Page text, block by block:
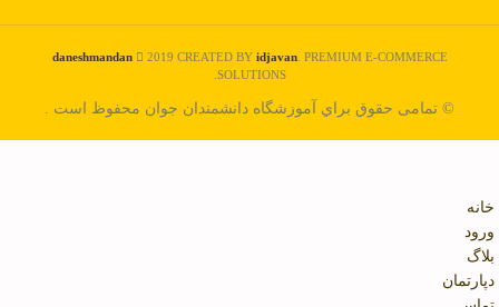
daneshmandan 2019 CREATED BY idjavan. PREMIUM E-COMMERCE
SOLUTIONS.
© تمامی حقوق براي آموزشگاه دانشمندان جوان محفوظ است .
خانه
ورود
بلاگ
دپارتمان